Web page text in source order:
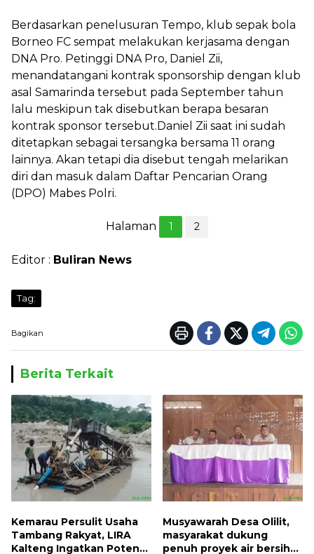
Berdasarkan penelusuran Tempo, klub sepak bola
Borneo FC sempat melakukan kerjasama dengan
DNA Pro. Petinggi DNA Pro, Daniel Zii,
menandatangani kontrak sponsorship dengan klub
asal Samarinda tersebut pada September tahun
lalu meskipun tak disebutkan berapa besaran
kontrak sponsor tersebut.Daniel Zii saat ini sudah
ditetapkan sebagai tersangka bersama 11 orang
lainnya. Akan tetapi dia disebut tengah melarikan
diri dan masuk dalam Daftar Pencarian Orang
(DPO) Mabes Polri.
Halaman 1 2
Editor : Buliran News
Tag:
Bagikan
Berita Terkait
Kemarau Persulit Usaha
Tambang Rakyat, LIRA
Kalteng Ingatkan Potensi
Musyawarah Desa Olilit,
masyarakat dukung
penuh proyek air bersih